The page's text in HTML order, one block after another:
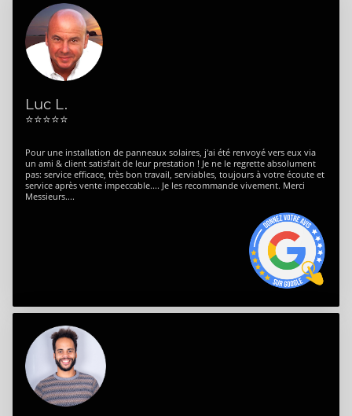
Luc L.
⭐⭐⭐⭐⭐
Pour une installation de panneaux solaires, j'ai été renvoyé vers eux via
un ami & client satisfait de leur prestation ! Je ne le regrette absolument
pas: service efficace, très bon travail, serviables, toujours à votre écoute et
service après vente impeccable.... Je les recommande vivement. Merci
Messieurs....